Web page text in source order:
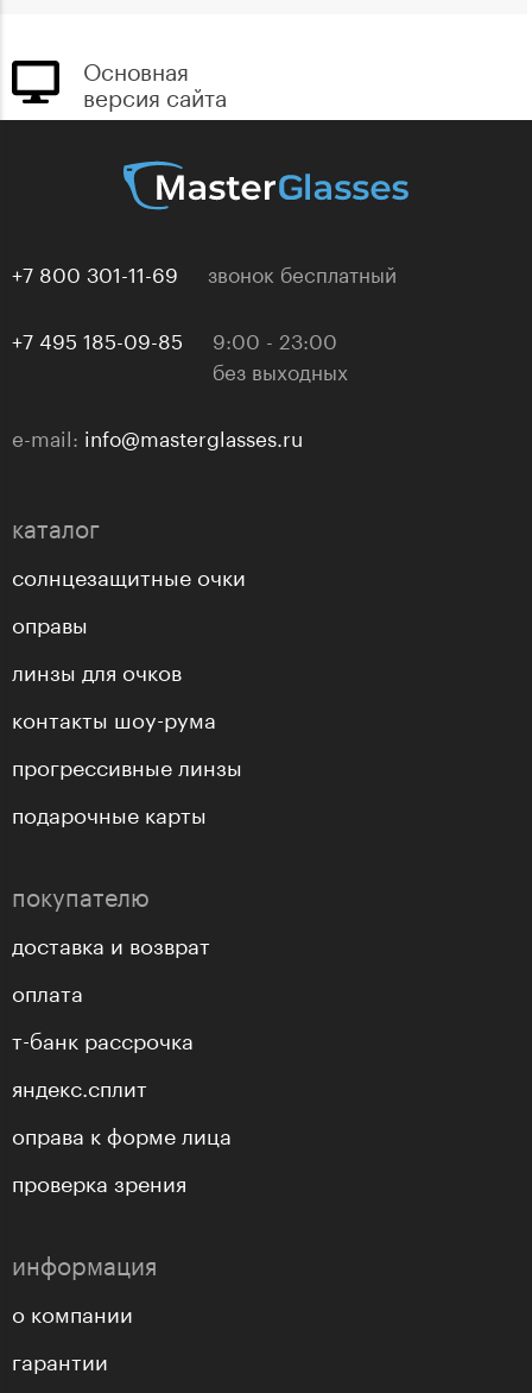
Основная
версия сайта
+7 800 301-11-69 звонок бесплатный
+7 495 185-09-85
9:00 - 23:00
без выходных
e-mail: info@masterglasses.ru
каталог
солнцезащитные очки
оправы
линзы для очков
контакты шоу-рума
прогрессивные линзы
подарочные карты
покупателю
доставка и возврат
оплата
т-банк рассрочка
яндекс.сплит
оправа к форме лица
проверка зрения
информация
о компании
гарантии